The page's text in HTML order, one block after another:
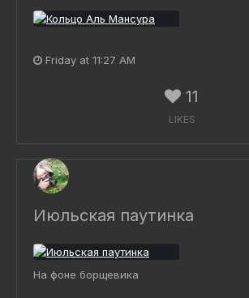
Friday at 11:27 AM
11
LIKES
Июльская паутинка
На фоне борщевика